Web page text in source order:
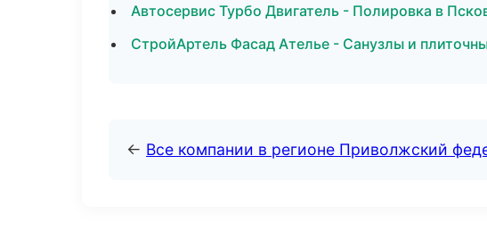
Автосервис Турбо Двигатель - Полировка в
СтройАртель Фасад Ателье - Санузлы и
← Все компании в регионе Приволжский